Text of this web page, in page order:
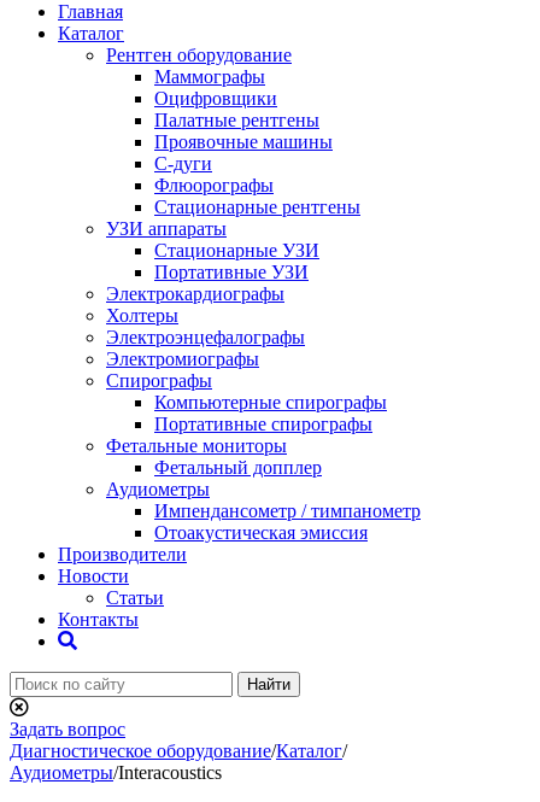
Главная
Каталог
Рентген оборудование
Маммографы
Оцифровщики
Палатные рентгены
Проявочные машины
С-дуги
Флюорографы
Стационарные рентгены
УЗИ аппараты
Стационарные УЗИ
Портативные УЗИ
Электрокардиографы
Холтеры
Электроэнцефалографы
Электромиографы
Спирографы
Компьютерные спирографы
Портативные спирографы
Фетальные мониторы
Фетальный допплер
Аудиометры
Импендансометр / тимпанометр
Отоакустическая эмиссия
Производители
Новости
Статьи
Контакты
Найти
Задать вопрос
Диагностическое оборудование/Каталог/
Аудиометры/Interacoustics